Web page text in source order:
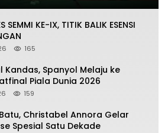
SEMMI KE-IX, TITIK BALIK ESENSI
165
Kandas, Spanyol Melaju ke
Piala Dunia 2026
159
Christabel Annora Gelar
Spesial Satu Dekade